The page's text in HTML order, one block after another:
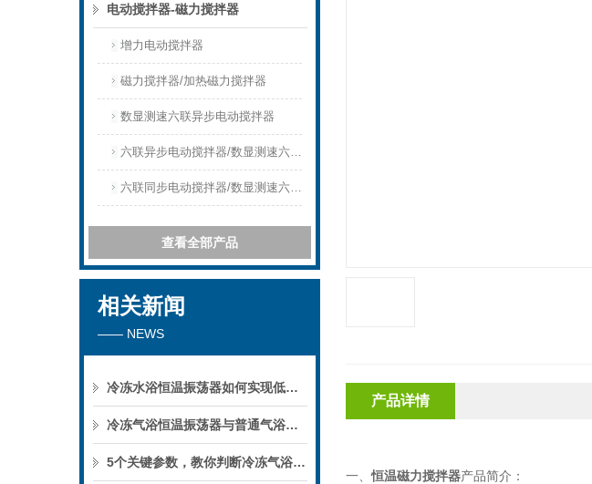
电动搅拌器-磁力搅拌器
增力电动搅拌器
磁力搅拌器/加热磁力搅拌器
数显测速六联异步电动搅拌器
六联异步电动搅拌器/数显测速六联异步搅拌器
六联同步电动搅拌器/数显测速六联同步搅拌器
查看全部产品
相关新闻
—— NEWS
冷冻水浴恒温振荡器如何实现低温下的微生物培养？
冷冻气浴恒温振荡器与普通气浴振荡器的区别
5个关键参数，教你判断冷冻气浴恒温振荡器的性能优劣
产品详情
一、恒温磁力搅拌器产品简介：